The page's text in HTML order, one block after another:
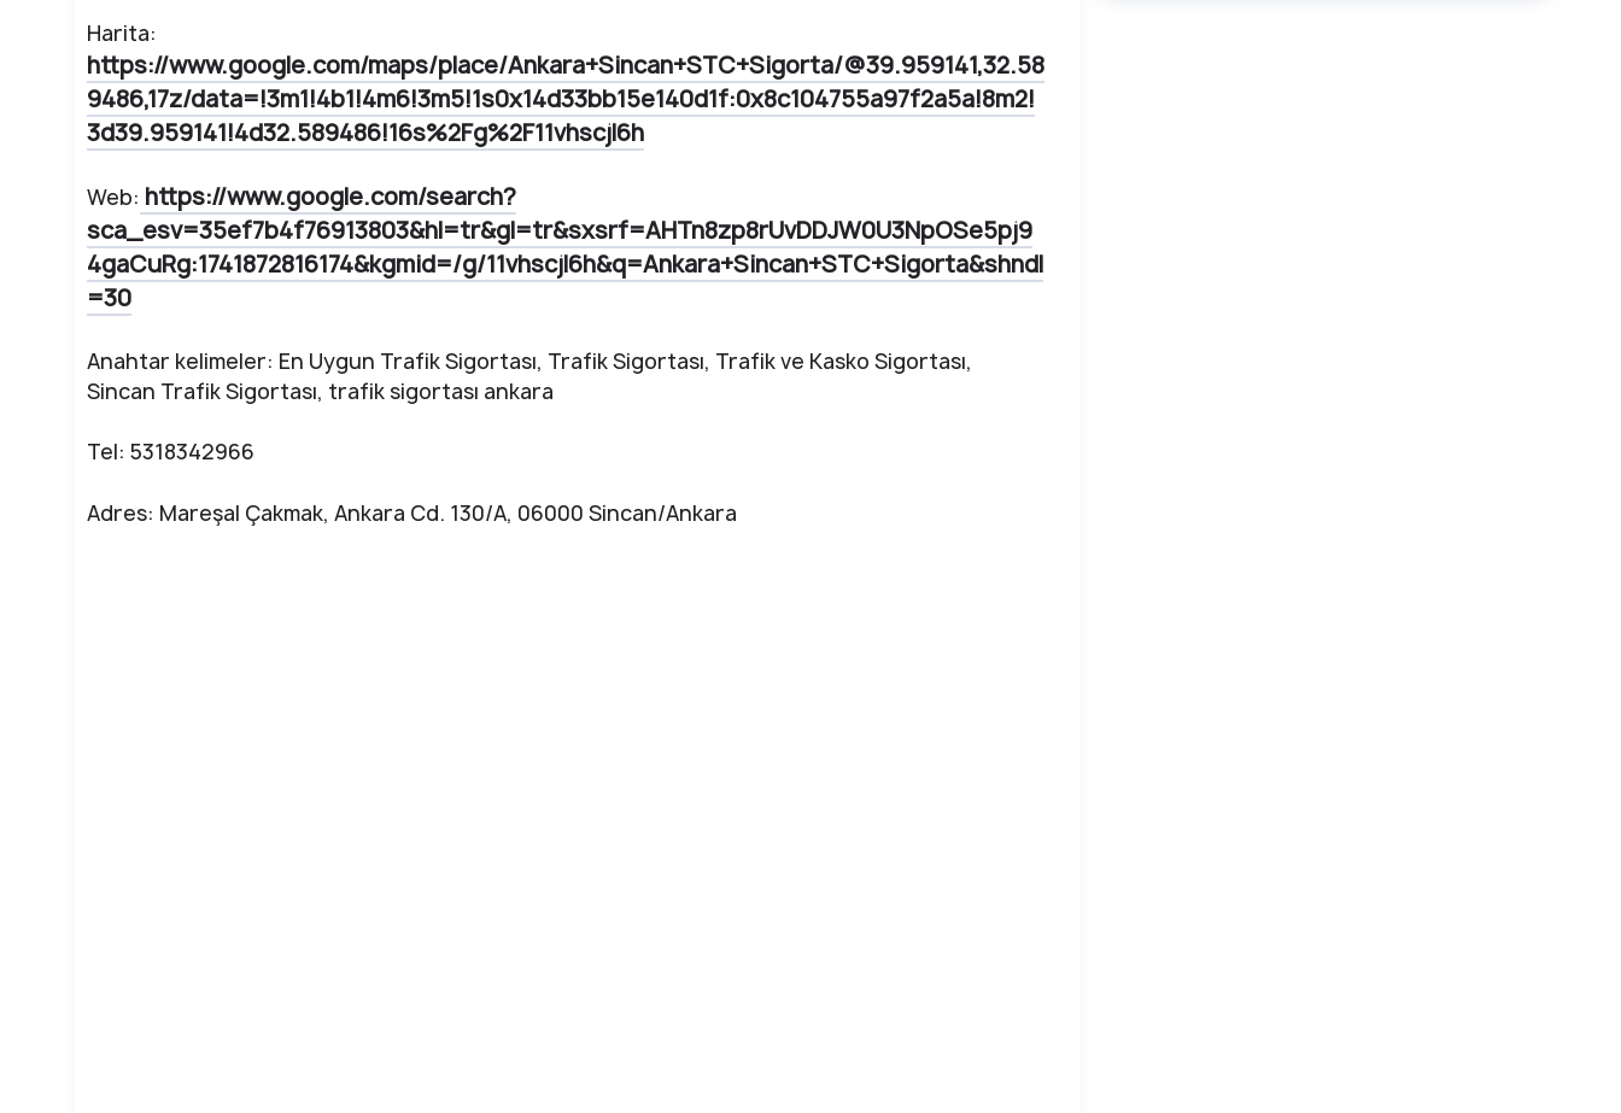
Harita:
https://www.google.com/maps/place/Ankara+Sincan+STC+Sigorta/@39.959141,32.58
9486,17z/data=!3m1!4b1!4m6!3m5!1s0x14d33bb15e140d1f:0x8c104755a97f2a5a!8m2!
3d39.959141!4d32.589486!16s%2Fg%2F11vhscjl6h
Web: https://www.google.com/search?
sca_esv=35ef7b4f76913803&hl=tr&gl=tr&sxsrf=AHTn8zp8rUvDDJW0U3NpOSe5pj9
4gaCuRg:1741872816174&kgmid=/g/11vhscjl6h&q=Ankara+Sincan+STC+Sigorta&shndl
=30
Anahtar kelimeler: En Uygun Trafik Sigortası, Trafik Sigortası, Trafik ve Kasko Sigortası,
Sincan Trafik Sigortası, trafik sigortası ankara
Tel: 5318342966
Adres: Mareşal Çakmak, Ankara Cd. 130/A, 06000 Sincan/Ankara